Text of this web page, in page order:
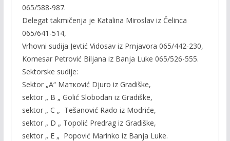
065/588-987.
Delegat takmičenja je Katalina Miroslav iz Čelinca
065/641-514,
Vrhovni sudija Jevtić Vidosav iz Prnjavora 065/442-230,
Komesar Petrović Biljana iz Banja Luke 065/526-555.
Sektorske sudije:
Sektor „A“ Маткоvić Djurо iz Gradiške,
sektor „ B „ Golić Slobodan iz Gradiške,
sektor „ C „ Tešanović Rado iz Modriće,
sektor „ D „ Topolić Predrag iz Gradiške,
sektor „ Е „ Popović Marinko iz Banja Luke.